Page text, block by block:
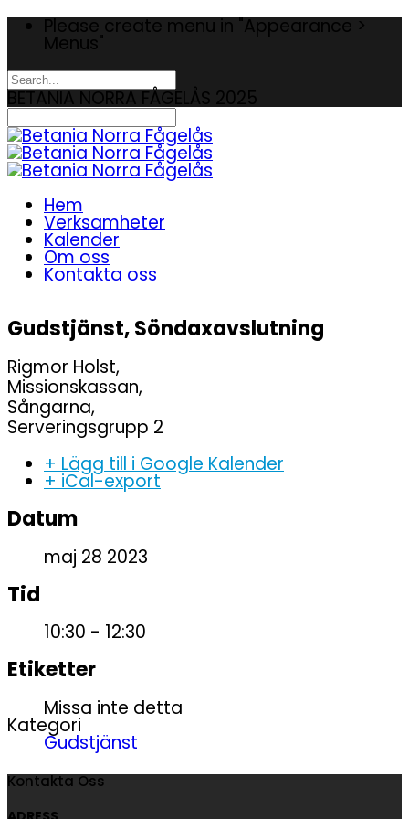
Please create menu in "Appearance >
Menus"
BETANIA NORRA FÅGELÅS 2025
Hem
Verksamheter
Kalender
Om oss
Kontakta oss
Gudstjänst, Söndaxavslutning
Rigmor Holst,
Missionskassan,
Sångarna,
Serveringsgrupp 2
+ Lägg till i Google Kalender
+ iCal-export
Datum
maj 28 2023
Tid
10:30 - 12:30
Etiketter
Missa inte detta
Kategori
Gudstjänst
Kontakta Oss